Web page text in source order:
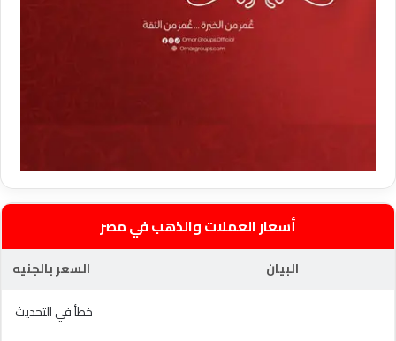
أسعار العملات والذهب في مصر
البيان
السعر بالجنيه
خطأ في التحديث